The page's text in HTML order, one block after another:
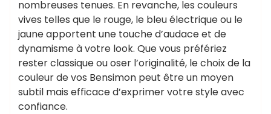
nombreuses tenues. En revanche, les couleurs
vives telles que le rouge, le bleu électrique ou le
jaune apportent une touche d’audace et de
dynamisme à votre look. Que vous préfériez
rester classique ou oser l’originalité, le choix de la
couleur de vos Bensimon peut être un moyen
subtil mais efficace d’exprimer votre style avec
confiance.